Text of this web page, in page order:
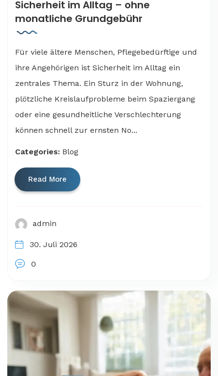
Sicherheit im Alltag – ohne
monatliche Grundgebühr
Für viele ältere Menschen, Pflegebedürftige und
ihre Angehörigen ist Sicherheit im Alltag ein
zentrales Thema. Ein Sturz in der Wohnung,
plötzliche Kreislaufprobleme beim Spaziergang
oder eine gesundheitliche Verschlechterung
können schnell zur ernsten No...
Categories: Blog
Read More
admin
30. Juli 2026
0